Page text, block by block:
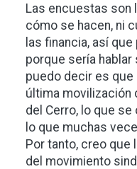
Las encuestas son
cómo se hacen, ni
las financia, así
porque sería
puedo decir es que
última movilización
del Cerro, lo que
lo que muchas
Por tanto, creo que
del movimiento